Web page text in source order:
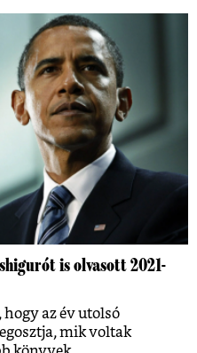
is olvasott 2021-
az év utolsó
mik voltak